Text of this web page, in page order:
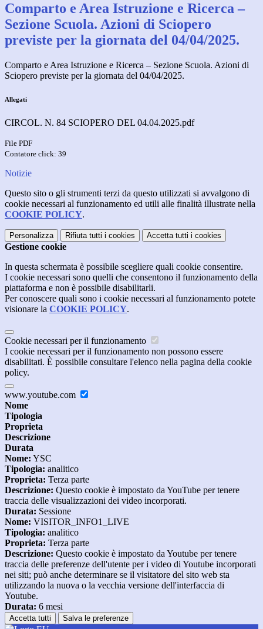
Comparto e Area Istruzione e Ricerca –
Sezione Scuola. Azioni di Sciopero
previste per la giornata del 04/04/2025.
Comparto e Area Istruzione e Ricerca – Sezione Scuola. Azioni di
Sciopero previste per la giornata del 04/04/2025.
Allegati
CIRCOL. N. 84 SCIOPERO DEL 04.04.2025.pdf
File PDF
Contatore click: 39
Notizie
Questo sito o gli strumenti terzi da questo utilizzati si avvalgono di
cookie necessari al funzionamento ed utili alle finalità illustrate nella
COOKIE POLICY.
Personalizza Rifiuta tutti i cookies Accetta tutti i cookies
Gestione cookie
In questa schermata è possibile scegliere quali cookie consentire.
I cookie necessari sono quelli che consentono il funzionamento della
piattaforma e non è possibile disabilitarli.
Per conoscere quali sono i cookie necessari al funzionamento potete
visionare la COOKIE POLICY.
Cookie necessari per il funzionamento
I cookie necessari per il funzionamento non possono essere
disabilitati. È possibile consultare l'elenco nella pagina della cookie
policy.
www.youtube.com
Nome
Tipologia
Proprieta
Descrizione
Durata
Nome: YSC
Tipologia: analitico
Proprieta: Terza parte
Descrizione: Questo cookie è impostato da YouTube per tenere
traccia delle visualizzazioni dei video incorporati.
Durata: Sessione
Nome: VISITOR_INFO1_LIVE
Tipologia: analitico
Proprieta: Terza parte
Descrizione: Questo cookie è impostato da Youtube per tenere
traccia delle preferenze dell'utente per i video di Youtube incorporati
nei siti; può anche determinare se il visitatore del sito web sta
utilizzando la nuova o la vecchia versione dell'interfaccia di
Youtube.
Durata: 6 mesi
Accetta tutti Salva le preferenze